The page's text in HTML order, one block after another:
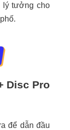
lý tưởng cho
Disc Pro
để dẫn đầu